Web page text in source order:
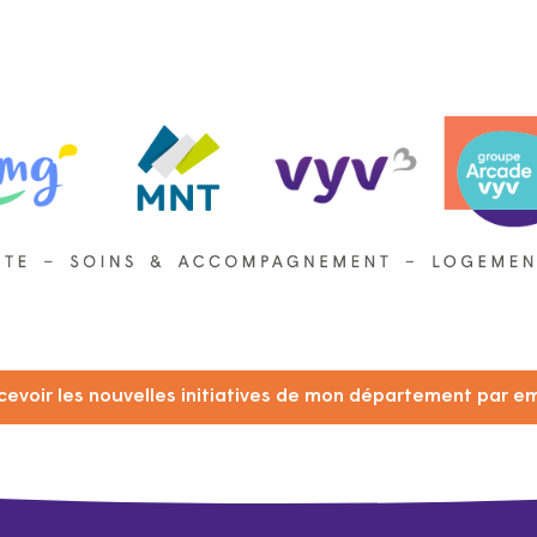
les nouvelles initiatives de mon département par